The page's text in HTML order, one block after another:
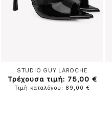
STUDIO GUY LAROCHE
Τρέχουσα τιμή: 75,00 €
Τιμή καταλόγου: 89,00 €